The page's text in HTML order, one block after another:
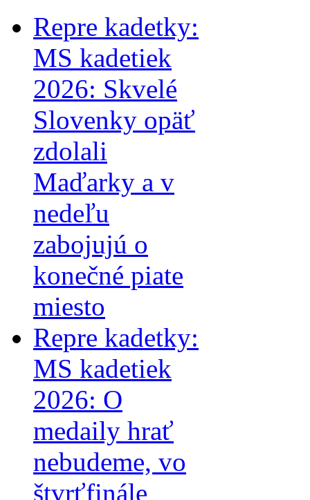
Repre kadetky:
MS kadetiek
2026: Skvelé
Slovenky opäť
zdolali
Maďarky a v
nedeľu
zabojujú o
konečné piate
miesto
Repre kadetky:
MS kadetiek
2026: O
medaily hrať
nebudeme, vo
štvrťfinále